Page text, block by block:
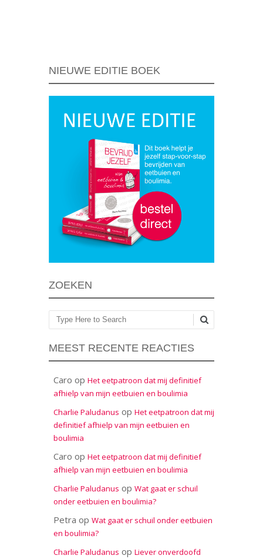
NIEUWE EDITIE BOEK
ZOEKEN
Zoeken
MEEST RECENTE REACTIES
Caro op Het eetpatroon dat mij definitief
afhielp van mijn eetbuien en boulimia
Charlie Paludanus op Het eetpatroon dat mij
definitief afhielp van mijn eetbuien en
boulimia
Caro op Het eetpatroon dat mij definitief
afhielp van mijn eetbuien en boulimia
Charlie Paludanus op Wat gaat er schuil
onder eetbuien en boulimia?
Petra op Wat gaat er schuil onder eetbuien
en boulimia?
Charlie Paludanus op Liever onverdoofd